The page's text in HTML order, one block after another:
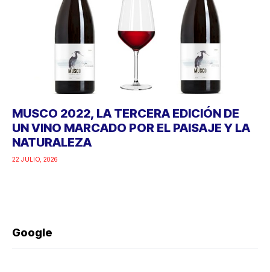
MUSCO 2022, LA TERCERA EDICIÓN DE
UN VINO MARCADO POR EL PAISAJE Y LA
NATURALEZA
22 JULIO, 2026
Google